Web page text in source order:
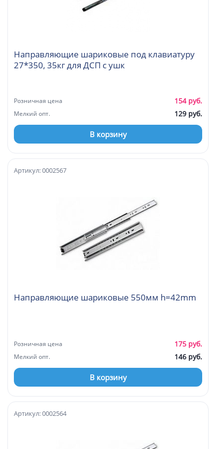
Направляющие шариковые под клавиатуру
27*350, 35кг для ДСП с ушк
Розничная цена 154 руб.
Мелкий опт. 129 руб.
В корзину
Направляющие шариковые 550мм h=42mm
Артикул: 0002567
Розничная цена 175 руб.
Мелкий опт. 146 руб.
В корзину
Артикул: 0002564